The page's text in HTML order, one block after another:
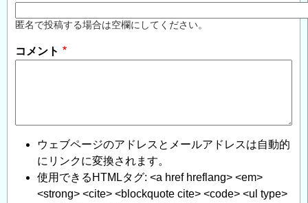
匿名で投稿する場合は空欄にしてください。
コメント
ウェブページのアドレスとメールアドレスは自動的
にリンクに変換されます。
使用できるHTMLタグ: <a href hreflang> <em>
<strong> <cite> <blockquote cite> <code> <ul type>